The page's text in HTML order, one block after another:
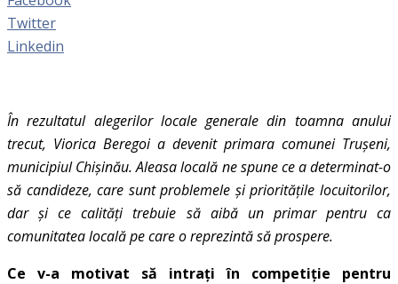
Twitter
Linkedin
În rezultatul alegerilor locale generale din toamna anului
trecut, Viorica Beregoi a devenit primara comunei Trușeni,
municipiul Chișinău. Aleasa locală ne spune ce a determinat-o
să candideze, care sunt problemele și prioritățile locuitorilor,
dar și ce calități trebuie să aibă un primar pentru ca
comunitatea locală pe care o reprezintă să prospere.
Ce v-a motivat să intrați în competiție pentru